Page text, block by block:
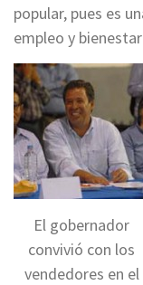
popular, pues es
empleo y
El gobernador
convivió con los
vendedores en el